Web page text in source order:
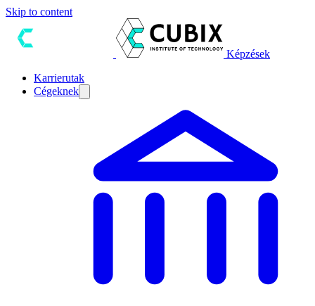
Skip to content
Képzések
Karrierutak
Cégeknek